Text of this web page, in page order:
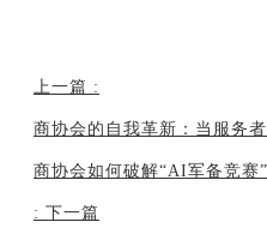
上一篇 :
商协会的自我革新：当服务
商协会如何破解“AI军备竞赛
: 下一篇